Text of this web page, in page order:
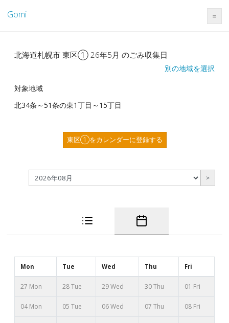
Gomi ＝
北海道札幌市 東区① 26年5月 のごみ収集日
別の地域を選択
対象地域
北34条～51条の東1丁目～15丁目
東区①をカレンダーに登録する
＞
Mon Tue Wed Thu Fri
27 Mon 28 Tue 29 Wed 30 Thu 01 Fri
04 Mon 05 Tue 06 Wed 07 Thu 08 Fri